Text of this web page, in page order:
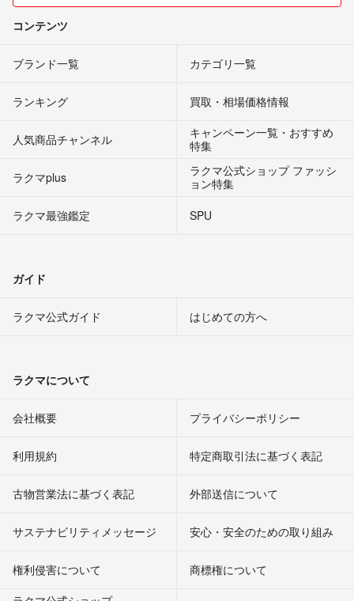
コンテンツ
ブランド一覧 カテゴリ一覧
ランキング 買取・相場価格情報
人気商品チャンネル
キャンペーン一覧・おすすめ
特集
ラクマplus
ラクマ公式ショップ ファッシ
ョン特集
ラクマ最強鑑定
SPU
ガイド
ラクマ公式ガイド はじめての方へ
ラクマについて
会社概要 プライバシーポリシー
利用規約 特定商取引法に基づく表記
古物営業法に基づく表記 外部送信について
サステナビリティメッセージ 安心・安全のための取り組み
権利侵害について
商標権について